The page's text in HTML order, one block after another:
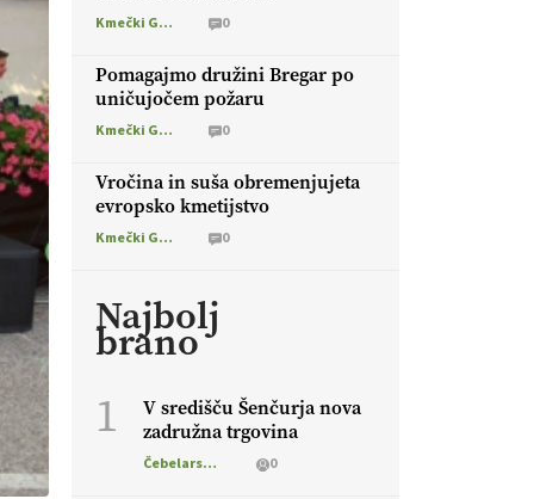
Kmečki Glas 0
Pomagajmo družini Bregar po
uničujočem požaru
Kmečki Glas 0
Vročina in suša obremenjujeta
evropsko kmetijstvo
Kmečki Glas 0
Najbolj
brano
1
V središču Šenčurja nova
zadružna trgovina
Čebelarstvo 0